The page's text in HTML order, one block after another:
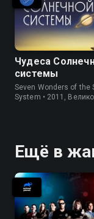
Чудеса
системы
Seven Wonders of the
System • 2011,
Ещё в